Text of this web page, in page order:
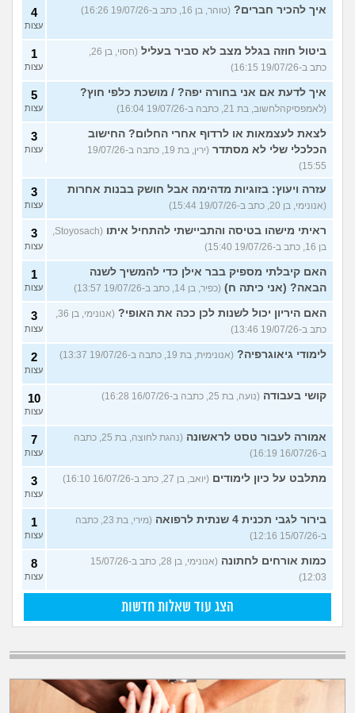
איך להכיר חברים? (טוהר, בן 16, כתב ב-19/07/26 16:26) 4
עצות
ביטול חוזה בגלל מצב לא סביר בעליל
(חסוי, בן 26,
כתב ב-19/07/26 16:15)
1
עצות
איך לדעת אם אני בחורה יפה? / מושכת כלפי חוץ?
(לאמפסיקהלחשוב, בת 21, כתבה ב-19/07/26 16:04)
5
עצות
לצאת לעצמאות או לרדוף אחרי החלום? החישוב
הכלכלי שלי לא מסתדר
(ירין, בת 19, כתבה ב-19/07/26
15:55)
3
עצות
עזרה ויעוץ: בזוגיות מדהימה אבל חושק בבנות אחרות
(אנונימי, בן 20, כתב ב-19/07/26 15:44)
3
עצות
ראיתי מישהו בטיסה והתביישתי להתחיל איתו
(Stoyosach,
בן 16, כתב ב-19/07/26 15:40)
3
עצות
האם קיבלתי מספיק בבר אילן כדי להמשיך לשנה
הבאה? (אני כיתה ח) (כפיר, בן 14, כתב ב-19/07/26 13:57)
1
עצות
האם היריון יכול לשנות לכן ככה את האופי?
(אנונימי, בן 36,
כתב ב-19/07/26 13:46)
3
עצות
לימודי גיאוגרפיה? (אנונימית, בת 19, כתבה ב-19/07/26 13:37) 2
עצות
קושי בעבודה (נועה, בת 25, כתבה ב-16/07/26 16:28) 10
עצות
אמורה לעבור טסט לראשונה
(נהגת לחוצה, בת 25, כתבה
ב-16/07/26 16:19)
7
עצות
מתלבט על כיון לימודים (יואב, בן 27, כתב ב-16/07/26 16:10) 3
עצות
בירור לגבי תכנית 4 שנתית לרפואה
(מירי, בת 23, כתבה
ב-15/07/26 12:16)
1
עצות
כמות אורחים לחתונה
(אנונימי, בן 28, כתב ב-15/07/26
12:03)
8
עצות
הצג עוד שאלות חדשות